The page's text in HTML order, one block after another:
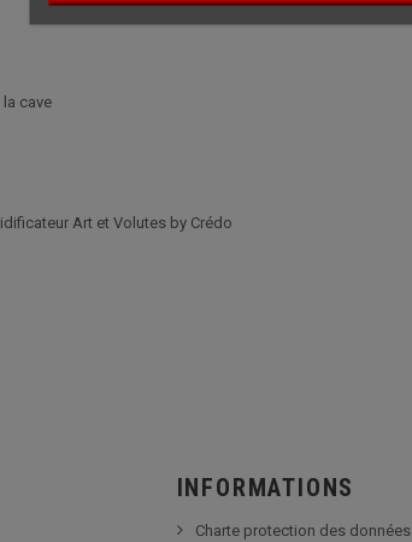
cave
Art et Volutes by Crédo
INFORMATIONS
Charte protection des données